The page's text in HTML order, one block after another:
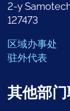
2-y
127473
区域办事处
驻外代表
其他部